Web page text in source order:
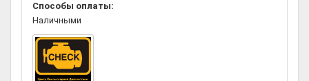
Способы оплаты:
Наличными